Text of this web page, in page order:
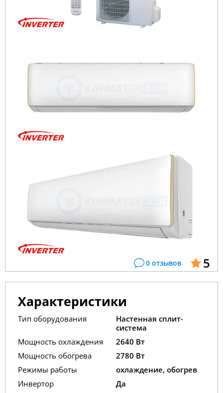
0 отзывов 5
Характеристики
Тип оборудования
Настенная сплит-
система
Мощность охлаждения
2640 Вт
Мощность обогрева
2780 Вт
Режимы работы
охлаждение, обогрев
Инвертор
Да